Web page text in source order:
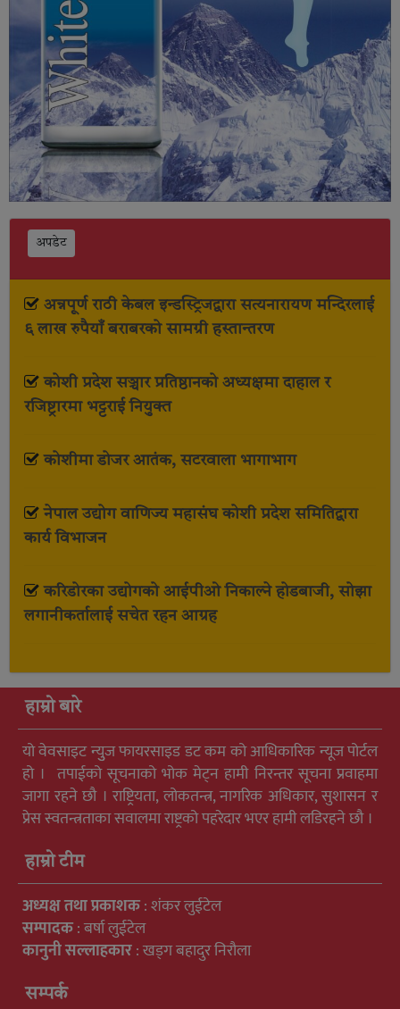
अपडेट
अन्नपूर्ण राठी केबल इन्डस्ट्रिजद्वारा सत्यनारायण मन्दिरलाई
६ लाख रुपैयाँ बराबरको सामग्री हस्तान्तरण
कोशी प्रदेश सञ्चार प्रतिष्ठानको अध्यक्षमा दाहाल र
रजिष्ट्रारमा भट्टराई नियुक्त
कोशीमा डोजर आतंक, सटरवाला भागाभाग
नेपाल उद्योग वाणिज्य महासंघ कोशी प्रदेश समितिद्वारा
कार्य विभाजन
करिडोरका उद्योगको आईपीओ निकाल्ने होडबाजी, सोझा
लगानीकर्तालाई सचेत रहन आग्रह
हाम्रो बारे
यो वेवसाइट न्युुज फायरसाइड डट कम को आधिकारिक न्यूज पोर्टल
हो । तपाईको सूचनाको भोक मेट्न हामी निरन्तर सूचना प्रवाहमा
जागा रहने छौ । राष्ट्रियता, लोकतन्त्र, नागरिक अधिकार, सुशासन र
प्रेस स्वतन्त्रताका सवालमा राष्ट्रको पहरेदार भएर हामी लडिरहने छौ ।
हाम्रो टीम
अध्यक्ष तथा प्रकाशक: शंकर लुईटेल
सम्पादक: बर्षा लुईटेल
कानुनी सल्लाहकार: खड्ग बहादुर निरौला
सम्पर्क